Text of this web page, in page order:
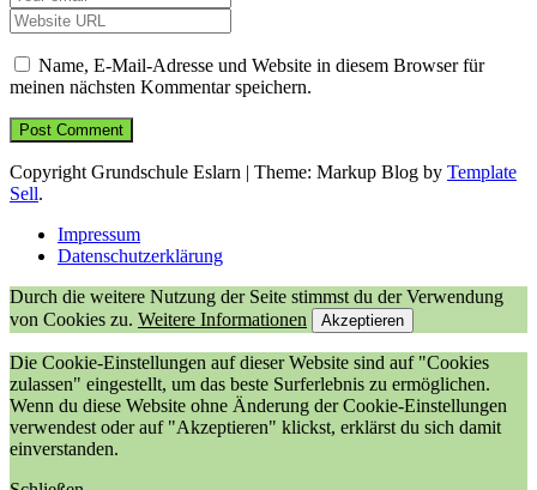
Name, E-Mail-Adresse und Website in diesem Browser für
meinen nächsten Kommentar speichern.
Copyright Grundschule Eslarn | Theme: Markup Blog by Template
Sell.
Impressum
Datenschutzerklärung
Durch die weitere Nutzung der Seite stimmst du der Verwendung
von Cookies zu. Weitere Informationen Akzeptieren
Die Cookie-Einstellungen auf dieser Website sind auf "Cookies
zulassen" eingestellt, um das beste Surferlebnis zu ermöglichen.
Wenn du diese Website ohne Änderung der Cookie-Einstellungen
verwendest oder auf "Akzeptieren" klickst, erklärst du sich damit
einverstanden.